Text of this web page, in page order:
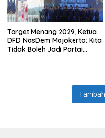
Target Menang 2029, Ketua
DPD NasDem Mojokerto: Kita
Tidak Boleh Jadi Partai